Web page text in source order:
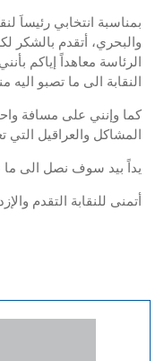
بمناسبة انتخابي رئيساَ
والبحري، أتقدم
الرئاسة معاهداً إياكم
النقابة الى ما تصبو اليه
كما وإنني على مسافة
المشاكل والعراقيل التي
يداً بيد سوف نصل الى ما
أتمنى للنقابة التقدم